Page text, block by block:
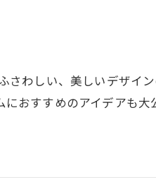
わしい、美しいデザイ
おすすめのアイデアも